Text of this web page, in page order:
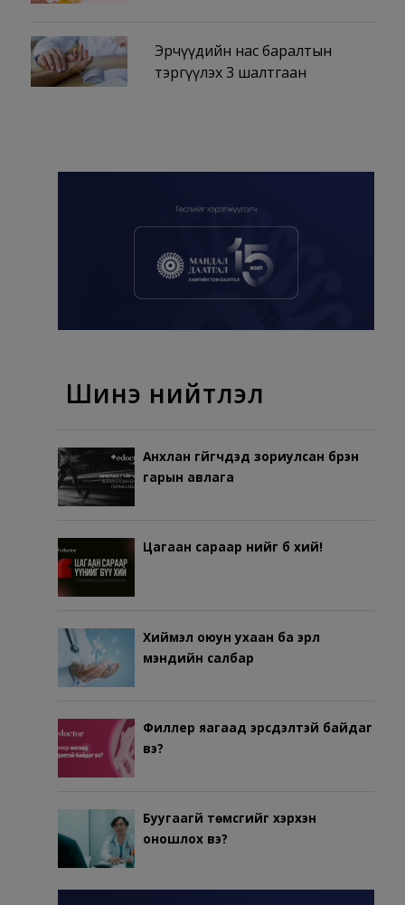
Эрчүүдийн нас баралтын
тэргүүлэх 3 шалтгаан
Шинэ нийтлэл
Анхлан гүйгчдэд зориулсан бүрэн
гарын авлага
Цагаан сараар үүнийг бүү хий!
Хиймэл оюун ухаан ба эрүүл
мэндийн салбар
Филлер яагаад эрсдэлтэй байдаг
вэ?
Буугаагүй төмсгийг хэрхэн
оношлох вэ?